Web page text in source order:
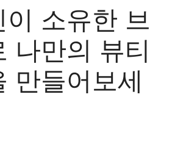
이 소유한 브
나만의 뷰티
만들어보세